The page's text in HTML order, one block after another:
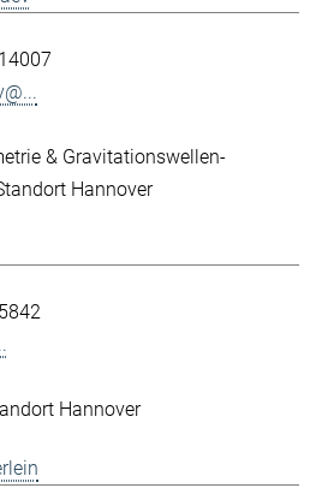
& Gravitationswellen-
Hannover
Hannover